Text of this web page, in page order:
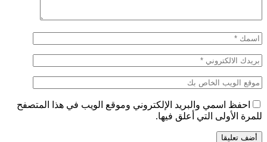
احفظ اسمي والبريد الإلكتروني وموقع الويب في هذا المتصفح
للمرة الأولى التي أعلق فيها.